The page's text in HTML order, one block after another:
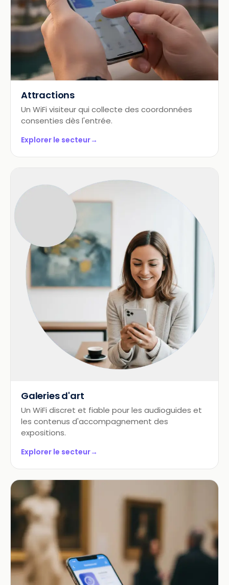
Attractions
Un WiFi visiteur qui collecte des coordonnées
consenties dès l'entrée.
Explorer le secteur→
Galeries d'art
Un WiFi discret et fiable pour les audioguides et
les contenus d'accompagnement des
expositions.
Explorer le secteur→